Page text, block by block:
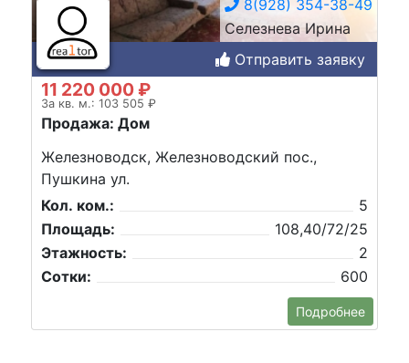
8(928) 354-38-49
Селезнева Ирина
Отправить заявку
11 220 000 ₽
За кв. м.: 103 505 ₽
Продажа: Дом
Железноводск, Железноводский пос.,
Пушкина ул.
Кол. ком.:
5
Площадь:
108,40/72/25
Этажность:
2
Сотки:
600
Подробнее